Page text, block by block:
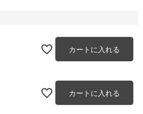
カートに入れる
カートに入れる